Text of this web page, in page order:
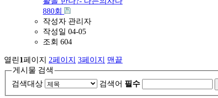
880회
작성자 관리자
작성일 04-05
조회 604
열린1페이지 2페이지 3페이지
맨끝
게시물 검색
검색대상
검색어 필수